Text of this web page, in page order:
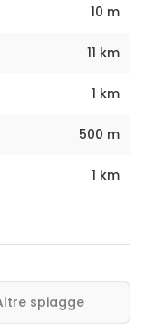
10 m
11 km
1 km
500 m
1 km
spiagge